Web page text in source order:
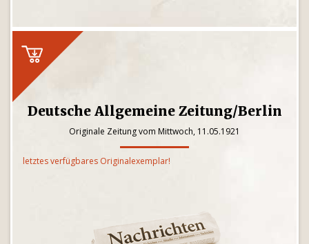
Deutsche Allgemeine Zeitung/Berlin
Originale Zeitung vom Mittwoch, 11.05.1921
letztes verfügbares Originalexemplar!